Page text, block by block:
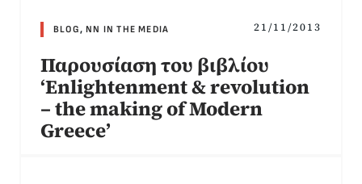
BLOG,NN IN THE MEDIA 21/11/2013
Παρουσίαση του βιβλίου
‘Enlightenment & revolution
– the making of Modern
Greece’